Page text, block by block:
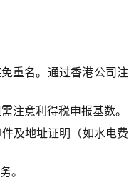
重名。通过香港公司注
注意利得税申报基数。
及地址证明（如水电费
。